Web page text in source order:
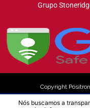
Grupo
Copyright
Nós buscamos a